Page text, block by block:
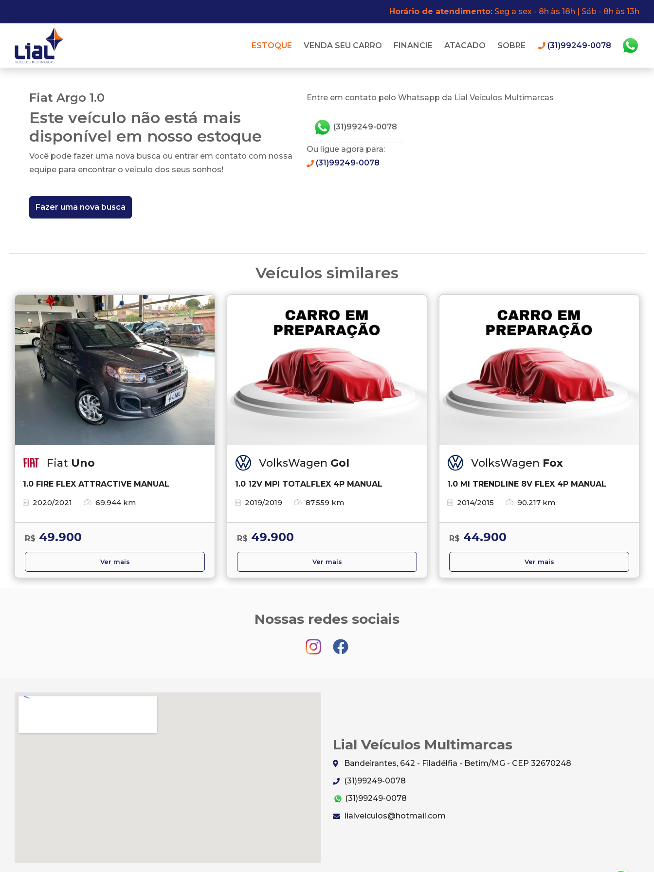
Horário de atendimento: Seg a sex - 8h às 18h | Sáb - 8h às 13h
ESTOQUE VENDA SEU CARRO FINANCIE ATACADO SOBRE (31)99249-0078
Fiat Argo 1.0
Este veículo não está mais
disponível em nosso estoque
Você pode fazer uma nova busca ou entrar em contato com nossa
equipe para encontrar o veículo dos seus sonhos!
Fazer uma nova busca
Entre em contato pelo Whatsapp da Lial Veículos Multimarcas
(31)99249-0078
Ou ligue agora para:
(31)99249-0078
Veículos similares
Fiat Uno
1.0 FIRE FLEX ATTRACTIVE MANUAL
2020/2021
69.944 km
R$ 49.900
Ver mais
VolksWagen Gol
1.0 12V MPI TOTALFLEX 4P MANUAL
2019/2019
87.559 km
R$ 49.900
Ver mais
VolksWagen Fox
1.0 MI TRENDLINE 8V FLEX 4P MANUAL
2014/2015
90.217 km
R$ 44.900
Ver mais
Nossas redes sociais
Lial Veículos Multimarcas
Bandeirantes, 642 - Filadélfia - Betim/MG - CEP 32670248
(31)99249-0078
(31)99249-0078
lialveiculos@hotmail.com